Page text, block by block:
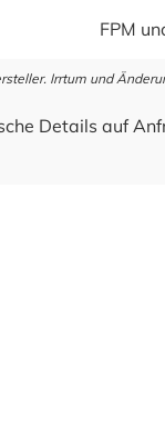
FPM
Irrtum und
Details auf